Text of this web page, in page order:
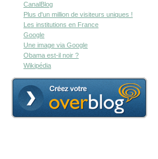
CanalBlog
Plus d'un million de visiteurs uniques !
Les institutions en France
Google
Une image via Google
Obama est-il noir ?
Wikipédia